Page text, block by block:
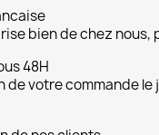
bien de chez nous,
48H
de votre commande